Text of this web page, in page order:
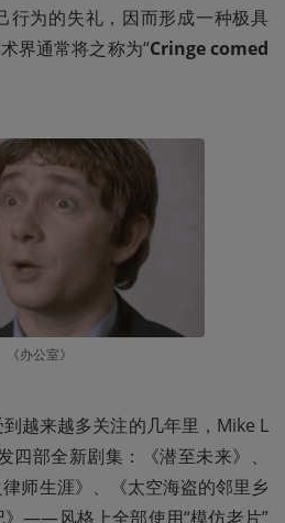
行为的失礼，因而形成一种极具
界通常将之称为“Cringe comed
《办公室》
越来越多关注的几年里，Mike L
四部全新剧集：《潜至未来》、
律师生涯》、《太空海盗的邻里乡
》——风格上全部使用“模仿老片”